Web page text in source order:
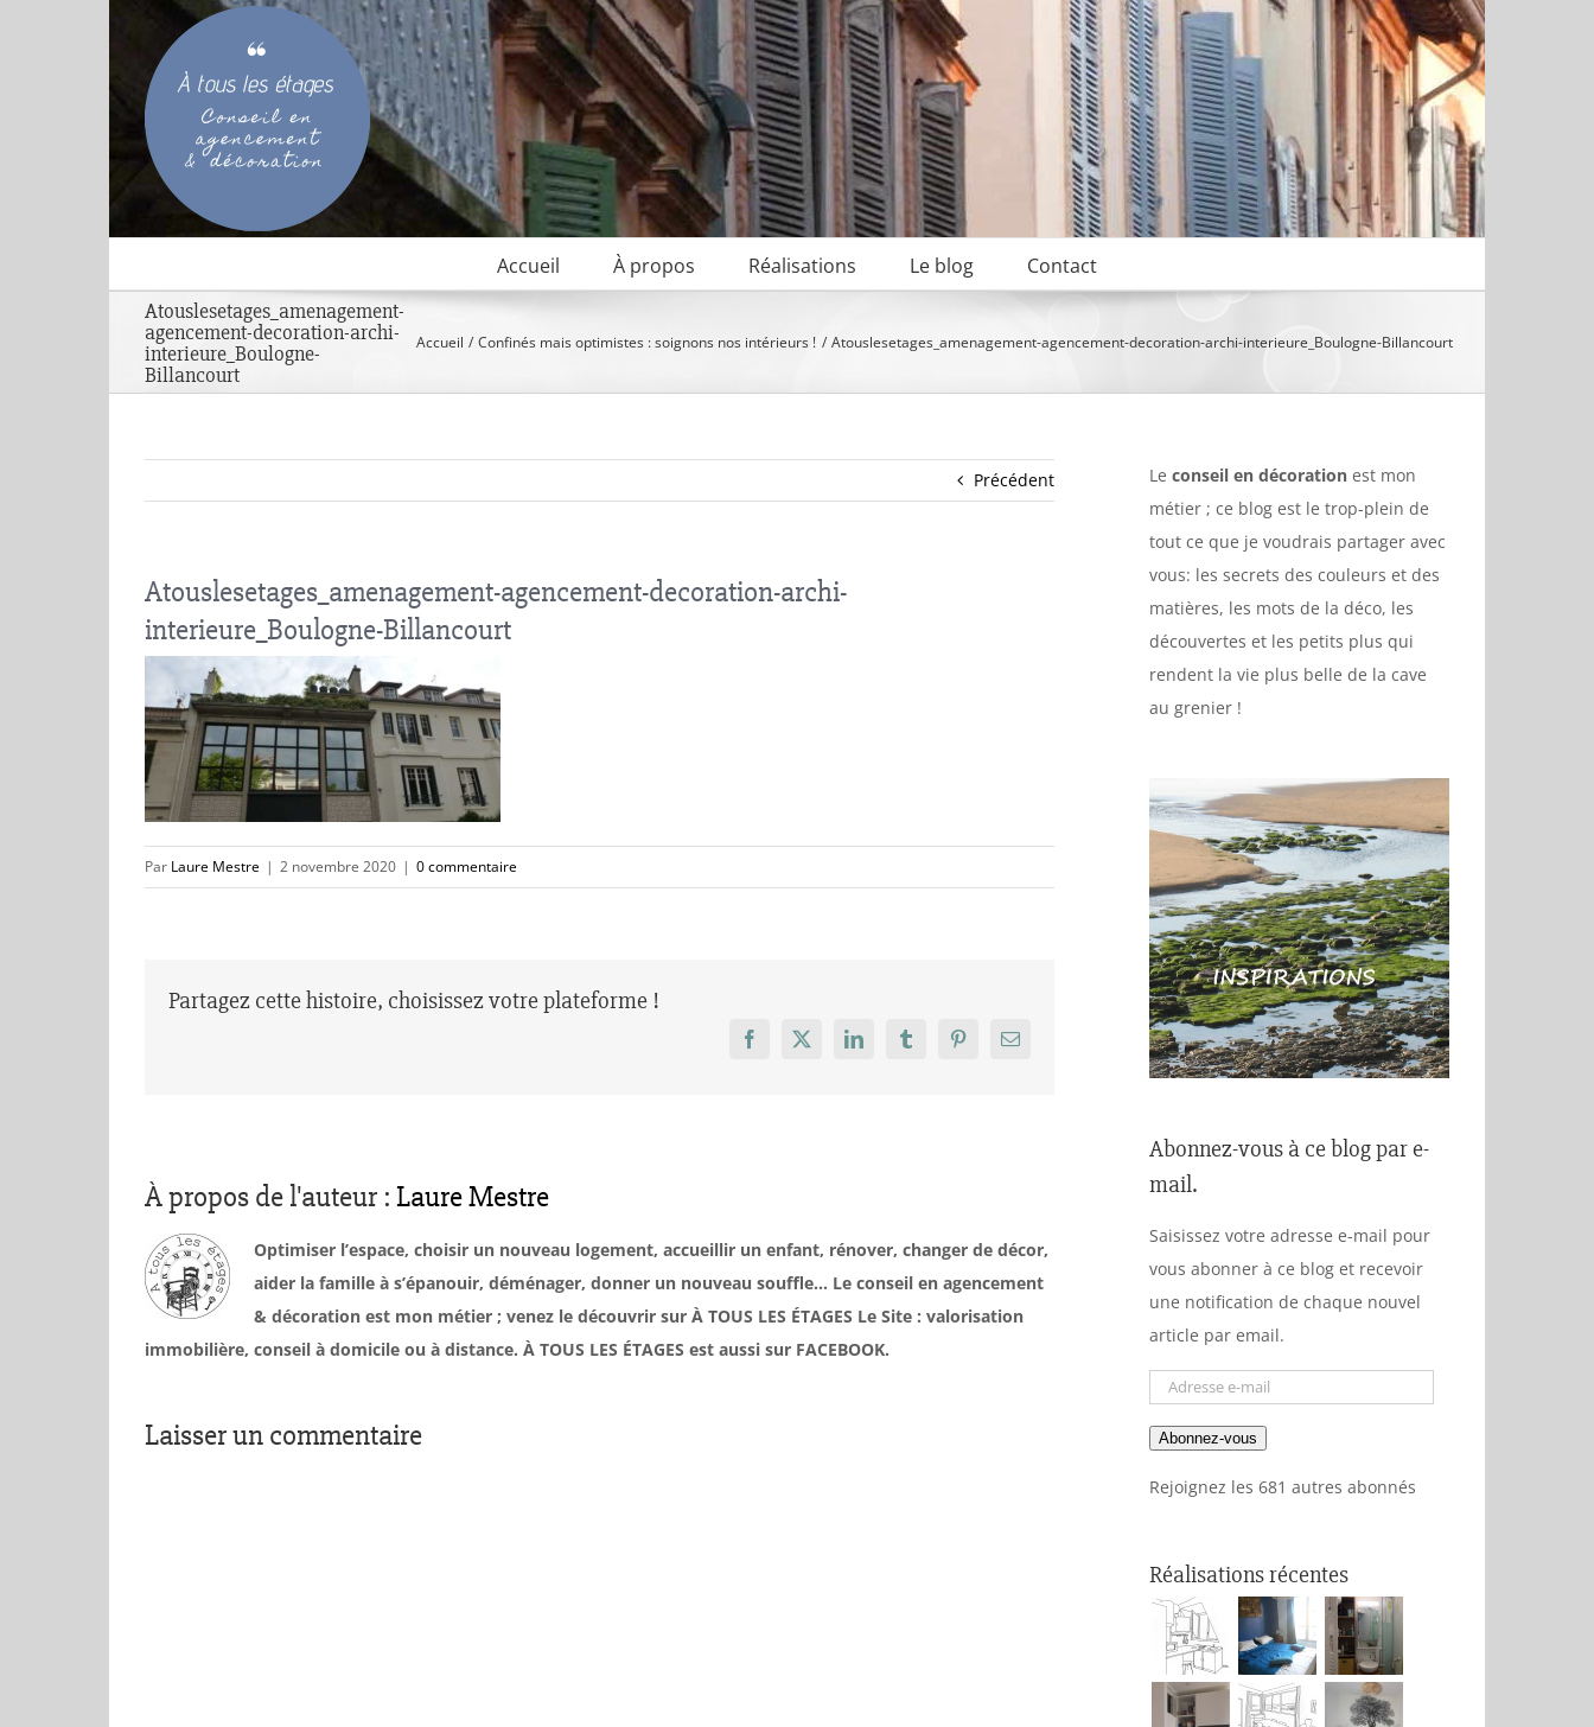
Accueil À propos Réalisations Le blog
Contact
Atouslesetages_amenagement-
agencement-decoration-archi-
interieure_Boulogne-
Billancourt
Accueil Confinés mais optimistes : soignons nos intérieurs ! Atouslesetages_amenagement-agencement-decoration-archi-interieure_Boulogne-Billancourt
Précédent
Atouslesetages_amenagement-agencement-decoration-archi-
interieure_Boulogne-Billancourt
Par Laure Mestre | 2 novembre 2020 | 0 commentaire
Partagez cette histoire, choisissez votre plateforme !
Facebook
X LinkedInTumblrPinterestEmail
À propos de l'auteur : Laure Mestre
Optimiser l’espace, choisir un nouveau logement, accueillir un enfant, rénover, changer de décor,
aider la famille à s’épanouir, déménager, donner un nouveau souffle… Le conseil en agencement
& décoration est mon métier ; venez le découvrir sur À TOUS LES ÉTAGES Le Site : valorisation
immobilière, conseil à domicile ou à distance. À TOUS LES ÉTAGES est aussi sur FACEBOOK.
Laisser un commentaire
Le conseil en décoration est mon
métier ; ce blog est le trop-plein de
tout ce que je voudrais partager avec
vous: les secrets des couleurs et des
matières, les mots de la déco, les
découvertes et les petits plus qui
rendent la vie plus belle de la cave
au grenier !
Abonnez-vous à ce blog par e-
mail.
Saisissez votre adresse e-mail pour
vous abonner à ce blog et recevoir
une notification de chaque nouvel
article par email.
Adresse
mail
Abonnez-vous
Rejoignez les 681 autres abonnés
Réalisations récentes